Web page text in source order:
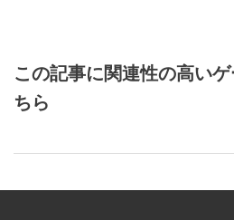
この記事に関連性の高い
ちら